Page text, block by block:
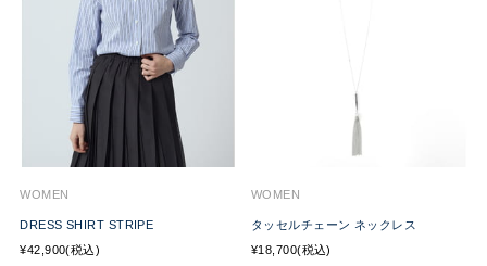
WOMEN
DRESS SHIRT STRIPE
¥42,900(税込)
WOMEN
タッセルチェーン ネックレス
¥18,700(税込)